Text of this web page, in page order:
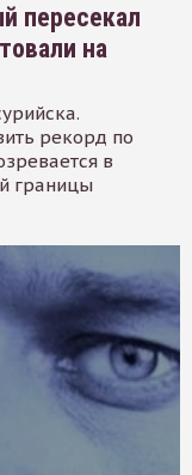
пересекал
на
рекорд по
в
границы